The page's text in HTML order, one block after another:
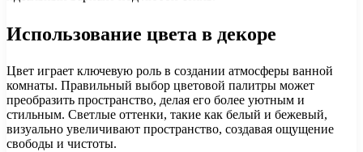
Использование цвета в декоре
Цвет играет ключевую роль в создании атмосферы ванной
комнаты. Правильный выбор цветовой палитры может
преобразить пространство, делая его более уютным и
стильным. Светлые оттенки, такие как белый и бежевый,
визуально увеличивают пространство, создавая ощущение
свободы и чистоты.